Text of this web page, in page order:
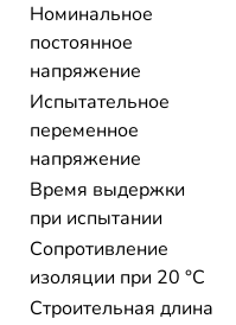
Номинальное
постоянное
напряжение
Испытательное
переменное
напряжение
Время выдержки
при испытании
Сопротивление
изоляции при 20 °С
Строительная длина